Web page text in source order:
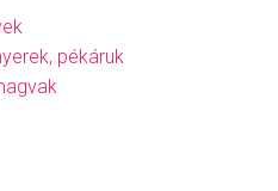
pékáruk